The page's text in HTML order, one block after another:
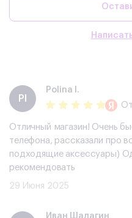
PI
Polina I.
Отличный магазин! Очень
телефона, рассказали про
подходящие аксессуары)
рекомендовать
29 Июня 2025